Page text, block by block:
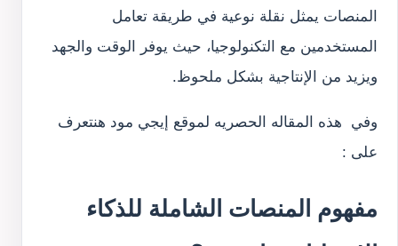
المنصات يمثل نقلة نوعية في طريقة تعامل
المستخدمين مع التكنولوجيا، حيث يوفر الوقت والجهد
ويزيد من الإنتاجية بشكل ملحوظ.
وفي هذه المقاله الحصريه لموقع إيجي مود هنتعرف
على :
مفهوم المنصات الشاملة للذكاء